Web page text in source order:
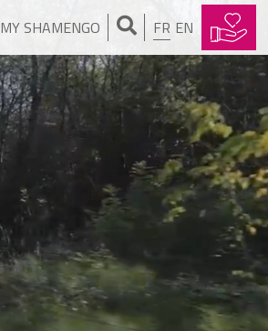
MY SHAMENGO FR EN